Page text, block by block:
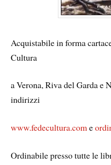
Acquistabile in forma
Cultura
a Verona, Riva del Garda e
indirizzi
www.fedecultura.come
Ordinabile presso tutte le